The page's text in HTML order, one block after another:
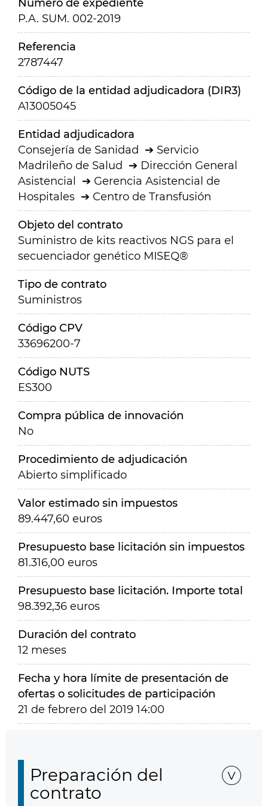
Número de expediente
P.A. SUM. 002-2019
Referencia
2787447
Código de la entidad adjudicadora (DIR3)
A13005045
Entidad adjudicadora
Consejería de Sanidad
Servicio
Madrileño de Salud
Dirección General
Asistencial
Gerencia Asistencial de
Hospitales
Centro de Transfusión
Objeto del contrato
Suministro de kits reactivos NGS para el
secuenciador genético MISEQ®
Tipo de contrato
Suministros
Código CPV
33696200-7
Código NUTS
ES300
Compra pública de innovación
No
Procedimiento de adjudicación
Abierto simplificado
Valor estimado sin impuestos
89.447,60 euros
Presupuesto base licitación sin impuestos
81.316,00 euros
Presupuesto base licitación. Importe total
98.392,36 euros
Duración del contrato
12 meses
Fecha y hora límite de presentación de
ofertas o solicitudes de participación
21 de febrero del 2019 14:00
Preparación del
contrato